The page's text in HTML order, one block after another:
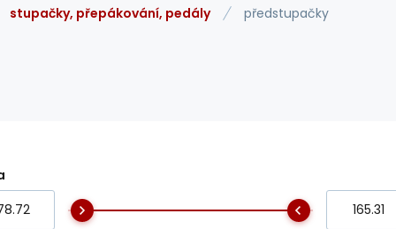
stupačky, přepákování, pedály předstupačky